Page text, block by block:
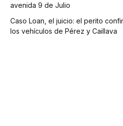
avenida 9 de Julio
Caso Loan, el juicio: el perito
los vehículos de Pérez y Caillava